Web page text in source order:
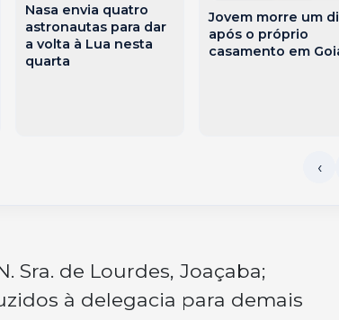
Nasa envia quatro
astronautas para dar
a volta à Lua nesta
quarta
Jovem morre um
após o próprio
casamento em
Sra. de Lourdes, Joaçaba;
à delegacia para demais